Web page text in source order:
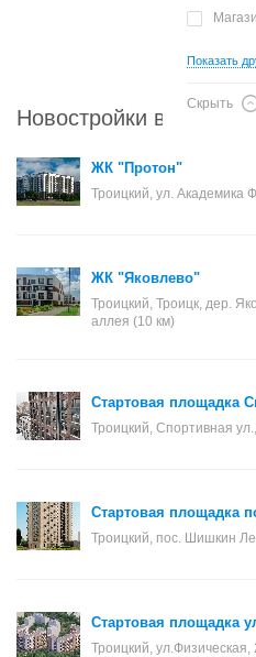
Показать
Скрыть
Новостройки в районе
ЖК "Протон"
Троицкий, ул. Академика
ЖК "Яковлево"
Троицкий, Троицк, дер.
аллея (10 км)
Стартовая площадка
Троицкий, Спортивная
Стартовая площадка
Троицкий, пос. Шишкин
Стартовая площадка
Троицкий, ул.Физическая,